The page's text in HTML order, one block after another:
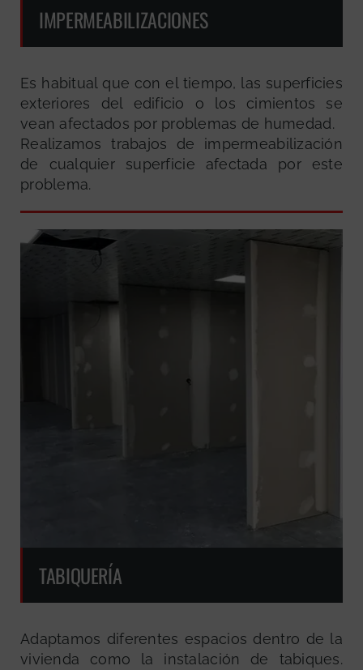
IMPERMEABILIZACIONES
Es habitual que con el tiempo, las superficies
exteriores del edificio o los cimientos se
vean afectados por problemas de humedad.
Realizamos trabajos de impermeabilización
de cualquier superficie afectada por este
problema.
TABIQUERÍA
Adaptamos diferentes espacios dentro de la
vivienda como la instalación de tabiques.